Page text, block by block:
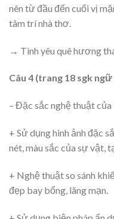
nên từ đầu đến cuối vị
tâm trí nhà thơ.
→ Tình yêu quê hương
Câu 4 (trang 18 sgk
– Đặc sắc nghệ thuật
+ Sử dụng hình ảnh đặc
nét, màu sắc của sự vật,
+ Nghệ thuật so sánh
đẹp bay bổng, lãng mạn.